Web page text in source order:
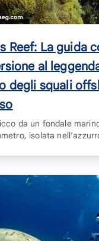
Reef: La guida
al
degli squali
da un fondale
isolata